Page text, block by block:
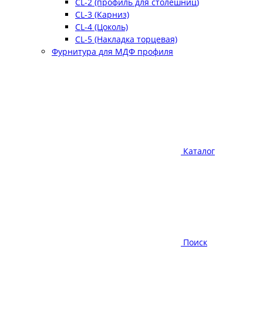
CL-3 (Карниз)
CL-4 (Цоколь)
CL-5 (Накладка торцевая)
Фурнитура для МДФ профиля
Каталог
Поиск